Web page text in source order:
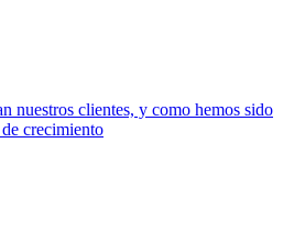
nuestros clientes, y como hemos sido
crecimiento